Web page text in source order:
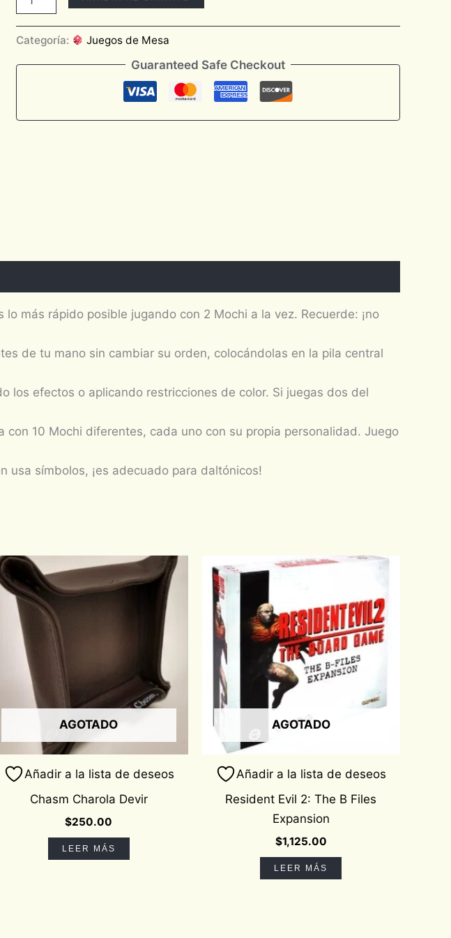
Categoría: Juegos de Mesa
Guaranteed Safe Checkout
más rápido posible jugando con 2 Mochi a la vez. Recuerde: ¡no
de tu mano sin cambiar su orden, colocándolas en la pila central
los efectos o aplicando restricciones de color. Si juegas dos del
10 Mochi diferentes, cada uno con su propia personalidad. Juego
usa símbolos, ¡es adecuado para daltónicos!
AGOTADO
Añadir a la lista de deseos
Chasm Charola Devir
$250.00
LEER MÁS
AGOTADO
Añadir a la lista de deseos
Resident Evil 2: The B Files
Expansion
$1,125.00
LEER MÁS